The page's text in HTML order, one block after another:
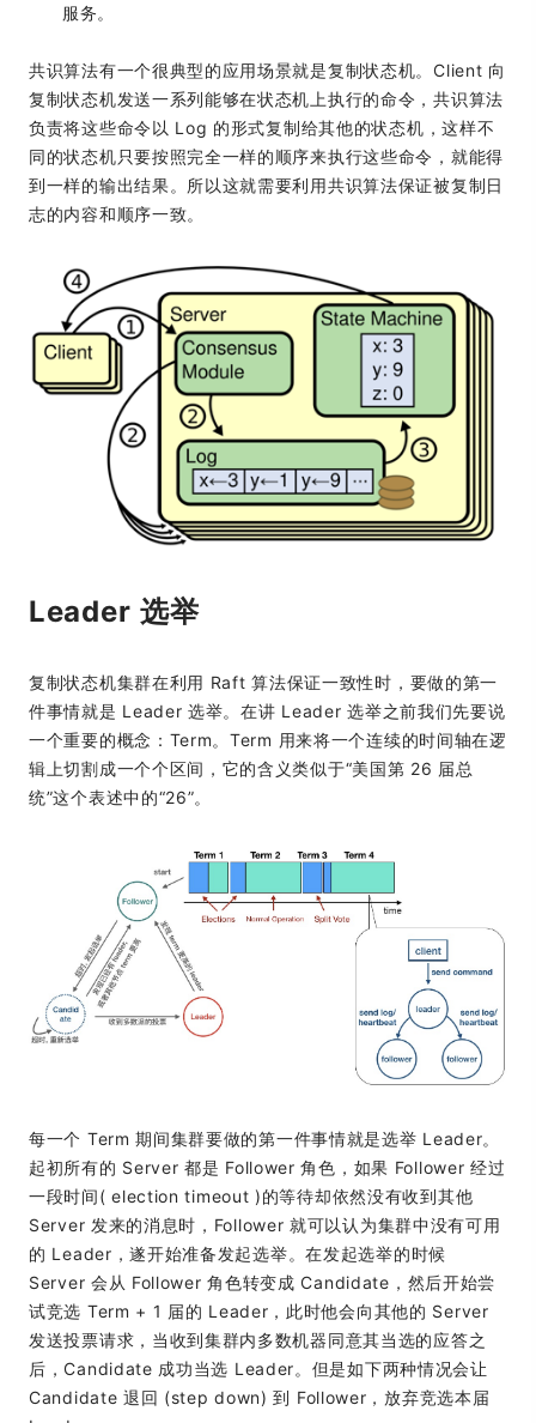
服务。
共识算法有一个很典型的应用场景就是复制状态机。Client 向
复制状态机发送一系列能够在状态机上执行的命令，共识算法
负责将这些命令以 Log 的形式复制给其他的状态机，这样不
同的状态机只要按照完全一样的顺序来执行这些命令，就能得
到一样的输出结果。所以这就需要利用共识算法保证被复制日
志的内容和顺序一致。
Leader 选举
复制状态机集群在利用 Raft 算法保证一致性时，要做的第一
件事情就是 Leader 选举。在讲 Leader 选举之前我们先要说
一个重要的概念：Term。Term 用来将一个连续的时间轴在逻
辑上切割成一个个区间，它的含义类似于“美国第 26 届总
统”这个表述中的“26”。
每一个 Term 期间集群要做的第一件事情就是选举 Leader。
起初所有的 Server 都是 Follower 角色，如果 Follower 经过
一段时间( election timeout )的等待却依然没有收到其他
Server 发来的消息时，Follower 就可以认为集群中没有可用
的 Leader，遂开始准备发起选举。在发起选举的时候
Server 会从 Follower 角色转变成 Candidate，然后开始尝
试竞选 Term + 1 届的 Leader，此时他会向其他的 Server
发送投票请求，当收到集群内多数机器同意其当选的应答之
后，Candidate 成功当选 Leader。但是如下两种情况会让
Candidate 退回 (step down) 到 Follower，放弃竞选本届